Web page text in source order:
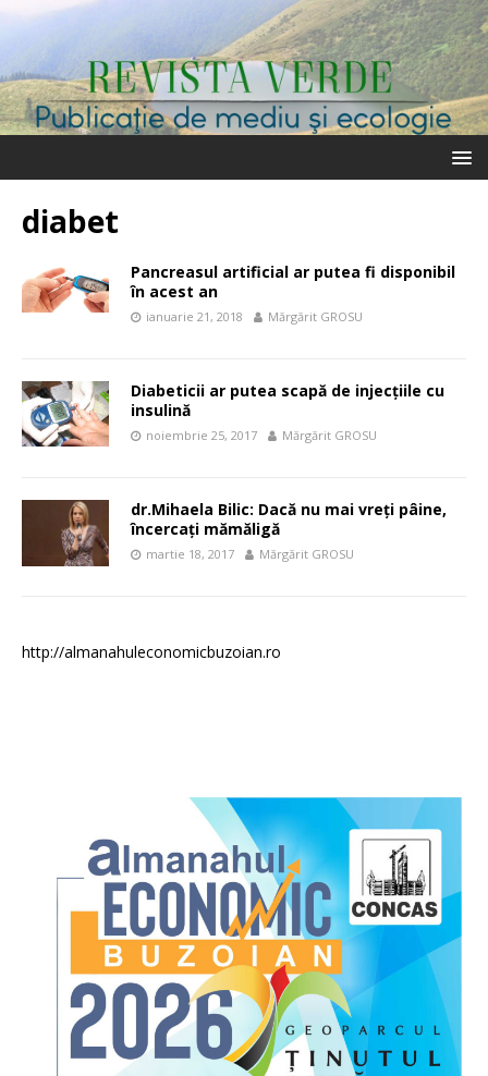
diabet
Pancreasul artificial ar putea fi disponibil
în acest an
ianuarie 21, 2018 Mărgărit GROSU
Diabeticii ar putea scapă de injecţiile cu
insulină
noiembrie 25, 2017 Mărgărit GROSU
dr.Mihaela Bilic: Dacă nu mai vreți pâine,
încercați mămăligă
martie 18, 2017 Mărgărit GROSU
http://almanahuleconomicbuzoian.ro